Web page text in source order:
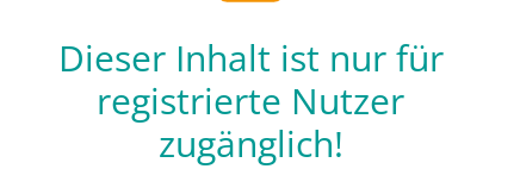
Dieser Inhalt ist nur für
registrierte Nutzer
zugänglich!